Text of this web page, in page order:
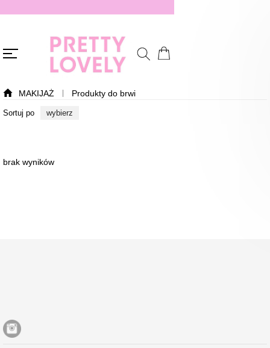
MAKIJAŻ Produkty do brwi
Sortuj po wybierz
brak wyników